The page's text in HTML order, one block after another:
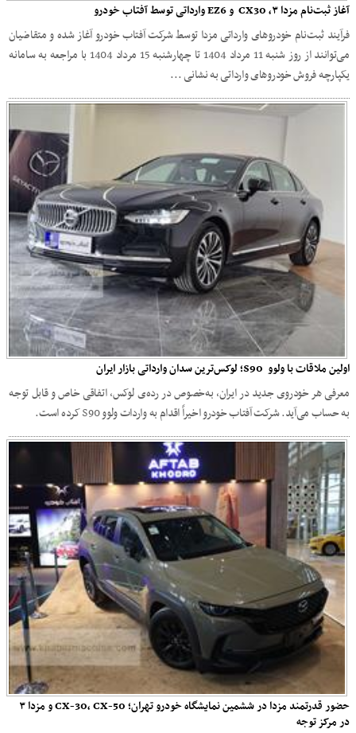
آغاز ثبت‌نام مزدا ۳، CX30 و EZ6 وارداتی توسط آفتاب خودرو
فرآیند ثبت‌نام خودروهای وارداتی مزدا توسط شرکت آفتاب خودرو آغاز شده و متقاضیان
می‌توانند از روز شنبه 11 مرداد 1404 تا چهارشنبه 15 مرداد 1404 با مراجعه به سامانه
یکپارچه فروش خودروهای وارداتی به نشانی ...
اولین ملاقات با ولوو S90؛ لوکس‌ترین سدان وارداتی بازار ایران
معرفی هر خودروی جدید در ایران، به‌خصوص در رده‌ی لوکس، اتفاقی خاص و قابل توجه
به حساب می‌آید. شرکت آفتاب خودرو اخیراً اقدام به واردات ولوو S90 کرده است.
حضور قدرتمند مزدا در ششمین نمایشگاه خودرو تهران؛ CX-30، CX-50 و مزدا ۳
در مرکز توجه